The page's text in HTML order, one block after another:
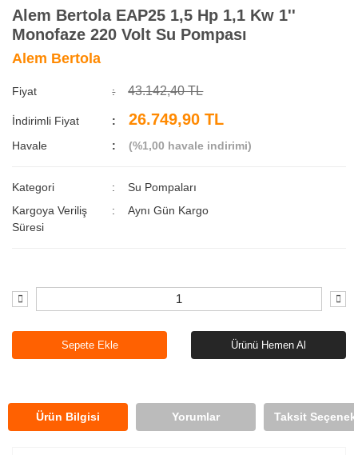
Alem Bertola EAP25 1,5 Hp 1,1 Kw 1''
Monofaze 220 Volt Su Pompası
Alem Bertola
Fiyat 43.142,40 TL
İndirimli Fiyat 26.749,90 TL
Havale (%1,00 havale indirimi)
Kategori
Su Pompaları
Kargoya Veriliş
Süresi
Aynı Gün Kargo
Sepete Ekle Ürünü Hemen Al
Ürün Bilgisi Yorumlar Taksit